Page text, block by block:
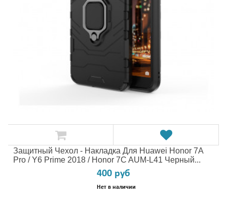
Защитный Чехол - Накладка Для Huawei Honor 7A
Pro / Y6 Prime 2018 / Honor 7C AUM-L41 Черный...
400 руб
Нет в наличии